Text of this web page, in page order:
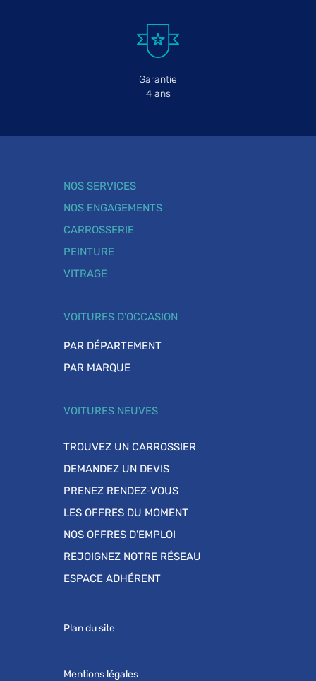
Garantie
4 ans
NOS SERVICES
NOS ENGAGEMENTS
CARROSSERIE
PEINTURE
VITRAGE
VOITURES D'OCCASION
PAR DÉPARTEMENT
PAR MARQUE
VOITURES NEUVES
TROUVEZ UN CARROSSIER
DEMANDEZ UN DEVIS
PRENEZ RENDEZ-VOUS
LES OFFRES DU MOMENT
NOS OFFRES D'EMPLOI
REJOIGNEZ NOTRE RÉSEAU
ESPACE ADHÉRENT
Plan du site
Mentions légales